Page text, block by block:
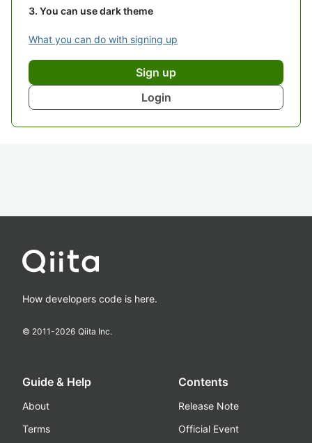
You can use dark theme
What you can do with signing up
Sign up
Login
How developers code is here.
© 2011-2026 Qiita Inc.
Guide & Help
About
Terms
Contents
Release Note
Official Event